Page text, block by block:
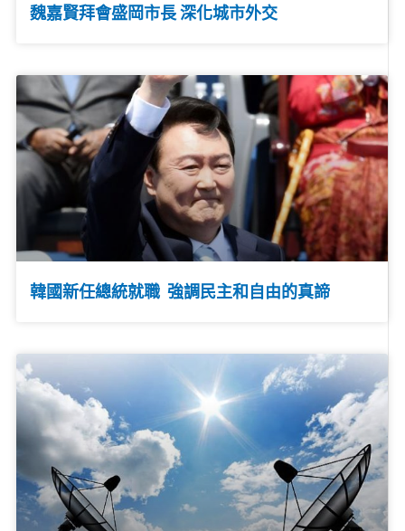
魏嘉賢拜會盛岡市長 深化城市外交
韓國新任總統就職 強調民主和自由的真諦